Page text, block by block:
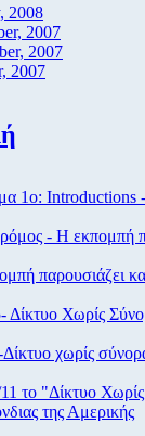
2008
2007
2007
2007
1ο: Introductions
- Η εκπομπή
παρουσιάζει
Δίκτυο Χωρίς
χωρίς
11 το "Δίκτυο
της Αμερικής